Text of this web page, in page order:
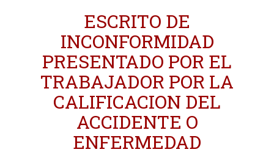
ESCRITO DE
INCONFORMIDAD
PRESENTADO POR EL
TRABAJADOR POR LA
CALIFICACION DEL
ACCIDENTE O
ENFERMEDAD